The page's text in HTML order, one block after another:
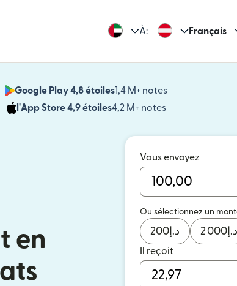
À: Français
Google Play 4,8 étoiles1,4 M+ notes
l'App Store 4,9 étoiles4,2 M+ notes
(s'ouvre dans
en
Vous envoyez
Ou sélectionnez un
د.إ 200 د.إ 2 000
Il reçoit